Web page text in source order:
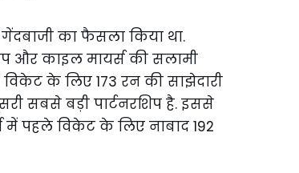
का फैसला किया था.
और काइल मायर्स की सलामी
के लिए 173 रन की साझेदारी
सबसे बड़ी पार्टनरशिप है. इससे
में पहले विकेट के लिए नाबाद 192